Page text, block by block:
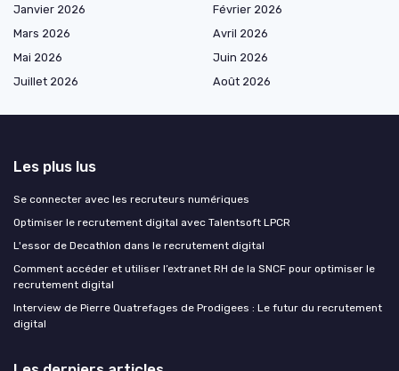
Janvier 2026
Février 2026
Mars 2026
Avril 2026
Mai 2026
Juin 2026
Juillet 2026
Août 2026
Les plus lus
Se connecter avec les recruteurs numériques
Optimiser le recrutement digital avec Talentsoft LPCR
L'essor de Decathlon dans le recrutement digital
Comment accéder et utiliser l’extranet RH de la SNCF pour optimiser le
recrutement digital
Interview de Pierre Quatrefages de Prodigees : Le futur du recrutement
digital